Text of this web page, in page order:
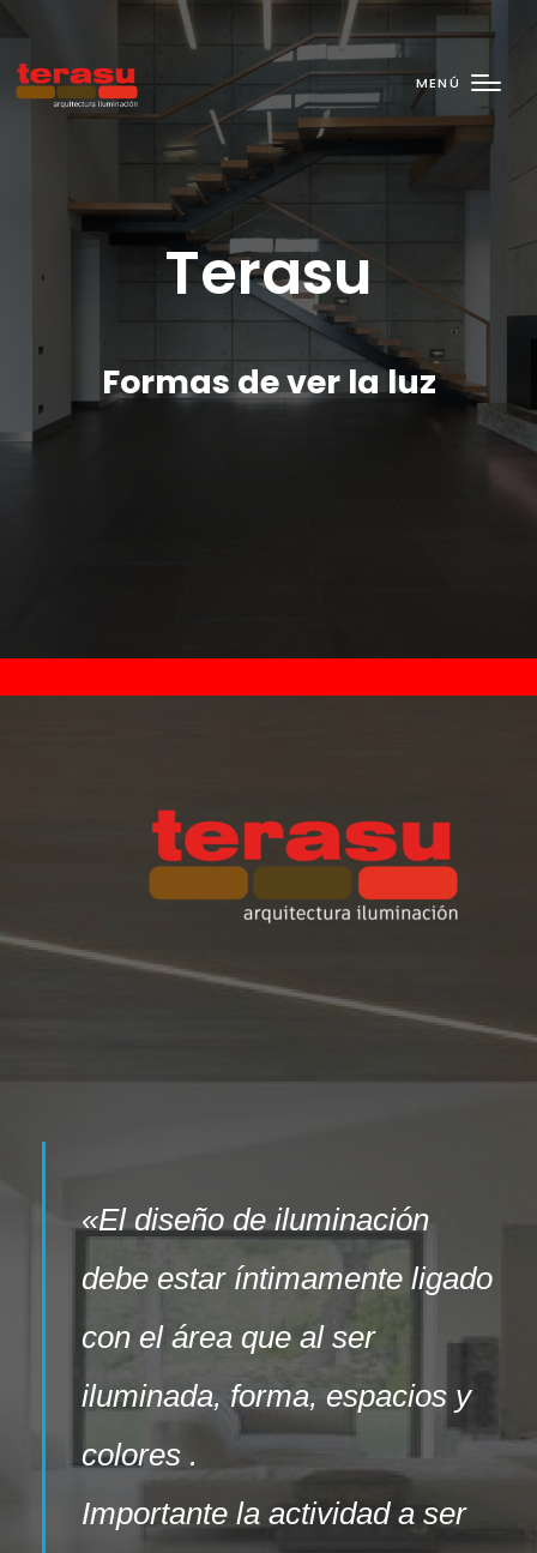
MENÚ
Terasu
Formas de ver la luz
«El diseño de iluminación
debe estar íntimamente ligado
con el área que al ser
iluminada, forma, espacios y
colores .
Importante la actividad a ser